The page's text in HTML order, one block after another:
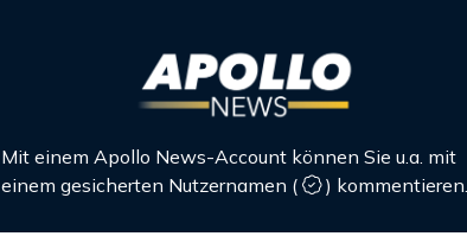
Mit einem Apollo News-Account können Sie u.a. mit
einem gesicherten Nutzernamen ( ) kommentieren.